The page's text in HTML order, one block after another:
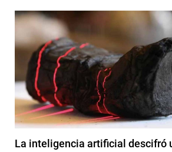
La inteligencia artificial descifró